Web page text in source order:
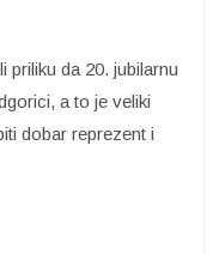
da 20. jubilarnu
a to je veliki
dobar reprezent i